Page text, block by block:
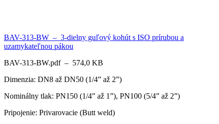
BAV-313-BW – 3-dielny guľový kohút s ISO prírubou a
uzamykateľnou pákou
BAV-313-BW.pdf – 574,0 KB
Dimenzia: DN8 až DN50 (1/4” až 2”)
Nominálny tlak: PN150 (1/4” až 1”), PN100 (5/4” až 2”)
Pripojenie: Privarovacie (Butt weld)